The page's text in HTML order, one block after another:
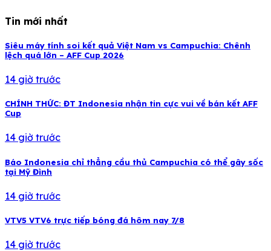
Tin mới nhất
Siêu máy tính soi kết quả Việt Nam vs Campuchia: Chênh
lệch quá lớn – AFF Cup 2026
14 giờ trước
CHÍNH THỨC: ĐT Indonesia nhận tin cực vui về bán kết AFF
Cup
14 giờ trước
Báo Indonesia chỉ thẳng cầu thủ Campuchia có thể gây sốc
tại Mỹ Đình
14 giờ trước
VTV5 VTV6 trực tiếp bóng đá hôm nay 7/8
14 giờ trước